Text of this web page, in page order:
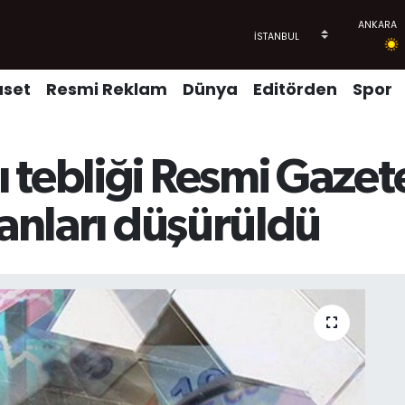
Resmi Reklam Dünya Editörden Spor
tebliği Resmi
düşürüldü